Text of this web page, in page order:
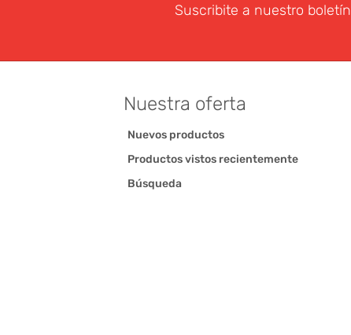
Suscribite a nuestro boletín
Nuestra oferta
Nuevos productos
Productos vistos recientemente
Búsqueda